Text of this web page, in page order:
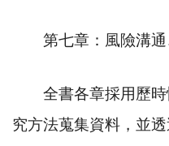
第七章：風險溝通
全書各章採用歷時
究方法蒐集資料，並